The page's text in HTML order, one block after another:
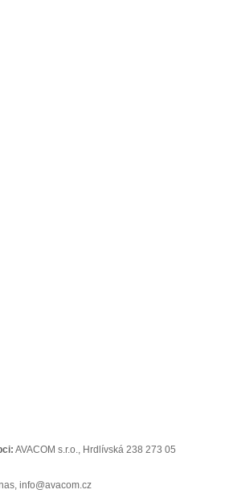
AVACOM s.r.o., Hrdlívská 238 273 05
info@avacom.cz